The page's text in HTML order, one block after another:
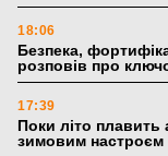
18:06
Безпека,
розповів про
17:39
Поки літо плавить
зимовим настроєм